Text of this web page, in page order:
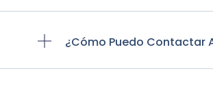
¿Cómo Puedo Contactar